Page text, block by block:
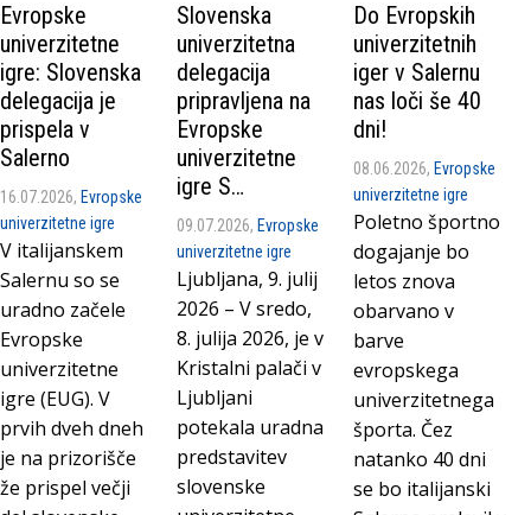
Evropske
univerzitetne
igre: Slovenska
delegacija je
prispela v
Salerno
16.07.2026, Evropske
univerzitetne igre
V italijanskem
Salernu so se
uradno začele
Evropske
univerzitetne
igre (EUG). V
prvih dveh dneh
je na prizorišče
že prispel večji
Slovenska
univerzitetna
delegacija
pripravljena na
Evropske
univerzitetne
igre S…
09.07.2026, Evropske
univerzitetne igre
Ljubljana, 9. julij
2026 – V sredo,
8. julija 2026, je v
Kristalni palači v
Ljubljani
potekala uradna
predstavitev
slovenske
Do Evropskih
univerzitetnih
iger v Salernu
nas loči še 40
dni!
08.06.2026, Evropske
univerzitetne igre
Poletno športno
dogajanje bo
letos znova
obarvano v
barve
evropskega
univerzitetnega
športa. Čez
natanko 40 dni
se bo italijanski